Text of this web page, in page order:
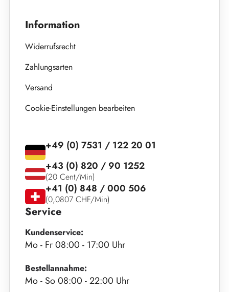
Information
Widerrufsrecht
Zahlungsarten
Versand
Cookie-Einstellungen bearbeiten
Service
Kundenservice:
Mo - Fr 08:00 - 17:00 Uhr
Bestellannahme:
Mo - So 08:00 - 22:00 Uhr
+49 (0) 7531 / 122 20 01
+43 (0) 820 / 90 1252
(20 Cent/Min)
+41 (0) 848 / 000 506
(0,0807 CHF/Min)